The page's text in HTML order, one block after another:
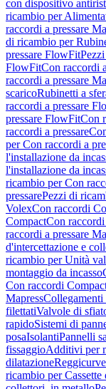
con dispositivo
ricambio per
raccordi a pressare
di ricambio per
pressare FlowFit
FlowFitCon raccordi
raccordi a pressare
scaricoRubinetti a
raccordi a pressare
pressare FlowFitCon
raccordi a pressare
per Con raccordi a
l'installazione da
l'installazione da
ricambio per Con
pressarePezzi di
VolexCon raccordi
CompactCon raccordi
raccordi a pressare
d'intercettazione e
ricambio per Unità
montaggio da incasso
Con raccordi
MapressCollegamenti
filettatiValvole di
rapidoSistemi di
posaIsolantiPannelli
fissaggioAdditivi per
dilatazioneReggicurve
ricambio per